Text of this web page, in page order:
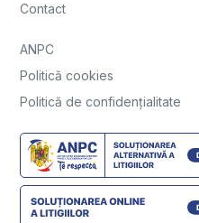
Contact
ANPC
Politică cookies
Politică de confidențialitate